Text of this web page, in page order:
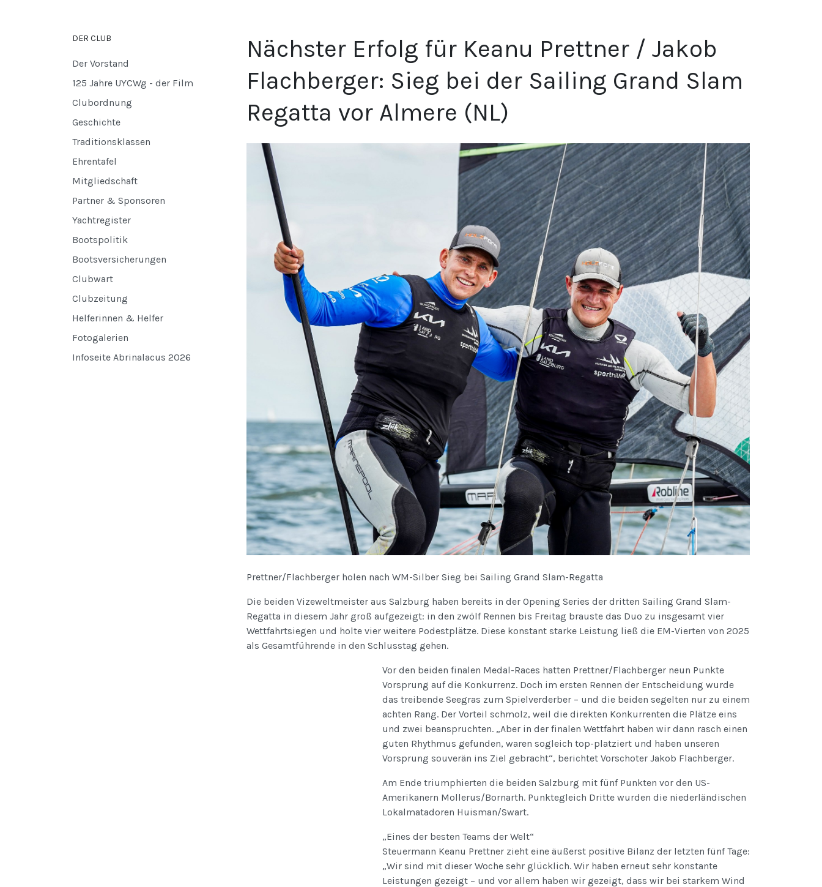
Nächster Erfolg für Keanu Prettner / Jakob
Flachberger: Sieg bei der Sailing Grand Slam
Regatta vor Almere (NL)
Prettner/Flachberger holen nach WM-Silber Sieg bei Sailing Grand Slam-Regatta
Die beiden Vizeweltmeister aus Salzburg haben bereits in der Opening Series der dritten Sailing Grand Slam-
Regatta in diesem Jahr groß aufgezeigt: in den zwölf Rennen bis Freitag brauste das Duo zu insgesamt vier
Wettfahrtsiegen und holte vier weitere Podestplätze. Diese konstant starke Leistung ließ die EM-Vierten von 2025
als Gesamtführende in den Schlusstag gehen.
Vor den beiden finalen Medal-Races hatten Prettner/Flachberger neun Punkte
Vorsprung auf die Konkurrenz. Doch im ersten Rennen der Entscheidung wurde
das treibende Seegras zum Spielverderber – und die beiden segelten nur zu einem
achten Rang. Der Vorteil schmolz, weil die direkten Konkurrenten die Plätze eins
und zwei beanspruchten. „Aber in der finalen Wettfahrt haben wir dann rasch einen
guten Rhythmus gefunden, waren sogleich top-platziert und haben unseren
Vorsprung souverän ins Ziel gebracht“, berichtet Vorschoter Jakob Flachberger.
Am Ende triumphierten die beiden Salzburg mit fünf Punkten vor den US-
Amerikanern Mollerus/Bornarth. Punktegleich Dritte wurden die niederländischen
Lokalmatadoren Huisman/Swart.
„Eines der besten Teams der Welt“
Steuermann Keanu Prettner zieht eine äußerst positive Bilanz der letzten fünf Tage:
„Wir sind mit dieser Woche sehr glücklich. Wir haben erneut sehr konstante
Leistungen gezeigt – und vor allem haben wir gezeigt, dass wir bei starkem Wind
DER CLUB
Der Vorstand
125 Jahre UYCWg - der Film
Clubordnung
Geschichte
Traditionsklassen
Ehrentafel
Mitgliedschaft
Partner & Sponsoren
Yachtregister
Bootspolitik
Bootsversicherungen
Clubwart
Clubzeitung
Helferinnen & Helfer
Fotogalerien
Infoseite Abrinalacus 2026